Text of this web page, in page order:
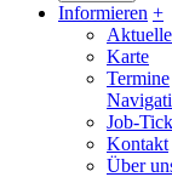
Informieren +
Karte
Termine
Job-
Kontakt
Über